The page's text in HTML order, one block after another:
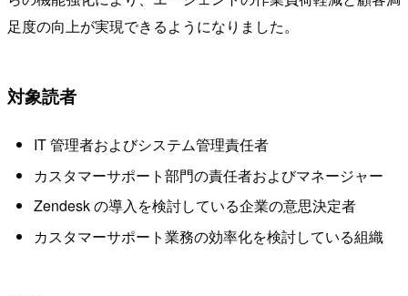
足度の向上が実現できるようになりました。
対象読者
IT 管理者およびシステム管理責任者
カスタマーサポート部門の責任者およびマネージャー
Zendesk の導入を検討している企業の意思決定者
カスタマーサポート業務の効率化を検討している組織